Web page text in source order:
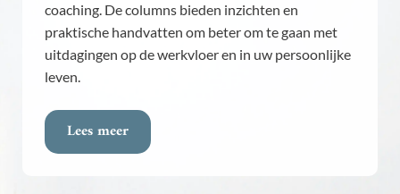
coaching. De columns bieden inzichten en
praktische handvatten om beter om te gaan met
uitdagingen op de werkvloer en in uw persoonlijke
leven.
Lees meer